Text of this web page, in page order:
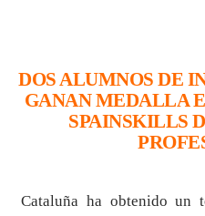
DOS ALUMNOS DE
GANAN MEDALLA
SPAINSKILLS
Cataluña ha obtenido un